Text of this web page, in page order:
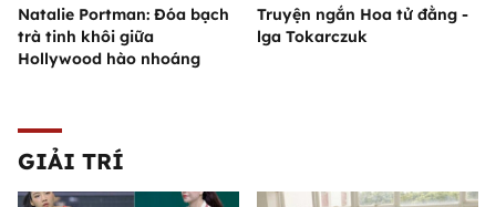
Natalie Portman: Đóa bạch
trà tinh khôi giữa
Hollywood hào nhoáng
Truyện ngắn Hoa tử đằng -
lga Tokarczuk
GIẢI TRÍ